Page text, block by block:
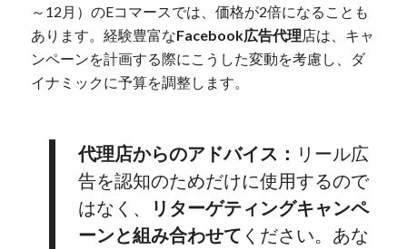
～12月）のEコマースでは、価格が2倍になることも
あります。経験豊富なFacebook広告代理店は、キャ
ンペーンを計画する際にこうした変動を考慮し、ダ
イナミックに予算を調整します。
代理店からのアドバイス： リール広
告を認知のためだけに使用するので
はなく、
リターゲティングキャンペ
ーンと組み合わせて ください。あな